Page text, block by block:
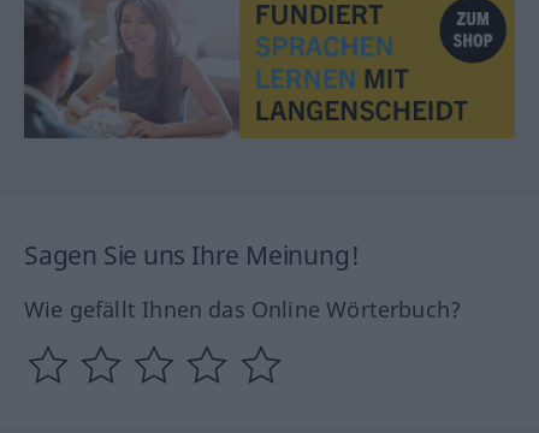
Sagen Sie uns Ihre Meinung!
Wie gefällt Ihnen das Online Wörterbuch?